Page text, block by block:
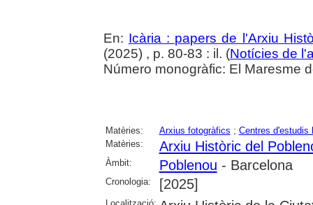
En: Icària : papers de l'Arxiu
(2025) , p. 80-83 : il. (Notícies de
Número monogràfic: El Maresme
Matèries: Arxius fotogràfics ; Centres d'estudis
Matèries:
Arxiu Històric del
Àmbit: Poblenou - Barcelona
Cronologia: [2025]